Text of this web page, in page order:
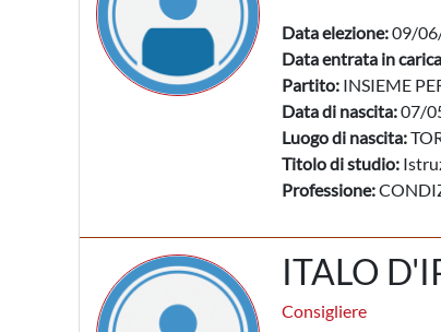
Data elezione:09/
Data entrata in
Partito: INSIEME
Data di nascita:07/
Luogo di nascita:
Titolo di studio:
Professione:
ITALO
Consigliere